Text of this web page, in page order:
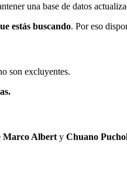
una base de datos
estás buscando. Por eso
son excluyentes.
Marco Albert y Chuano